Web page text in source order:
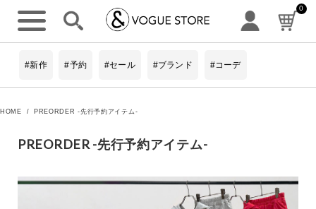
0
#新作 #予約 #セール #ブランド #コーデ
HOME PREORDER -先行予約アイテム-
カテゴリ
PREORDER -先行予約アイテム-